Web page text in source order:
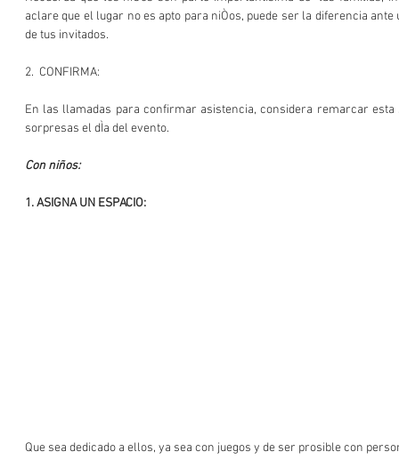
aclare que el lugar no es apto para niÒos, puede ser la diferencia
de tus invitados.
2.  CONFIRMA:
En las llamadas para confirmar asistencia, considera remarcar esta
sorpresas el dÌa del evento.
Con niños:
1. ASIGNA UN ESPACIO:
Que sea dedicado a ellos, ya sea con juegos y de ser prosible con